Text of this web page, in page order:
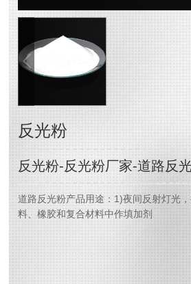
反光粉
反光粉-反光粉厂家-道路反
道路反光粉产品用途：1)夜间反射灯光
料、橡胶和复合材料中作填加剂